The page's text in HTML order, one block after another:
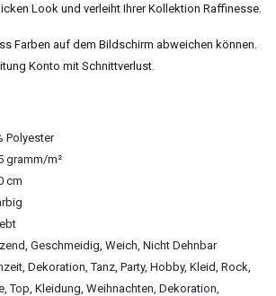
Look und verleiht Ihrer Kollektion Raffinesse.
Farben auf dem Bildschirm abweichen können.
Konto mit Schnittverlust.
Polyester
gramm/m²
cm
Geschmeidig, Weich, Nicht Dehnbar
Dekoration, Tanz, Party, Hobby, Kleid, Rock,
Top, Kleidung, Weihnachten, Dekoration,